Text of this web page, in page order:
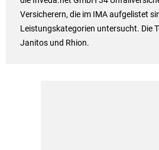
Versicherern, die im IMA aufgelistet
Leistungskategorien untersucht. Die
Janitos und Rhion.